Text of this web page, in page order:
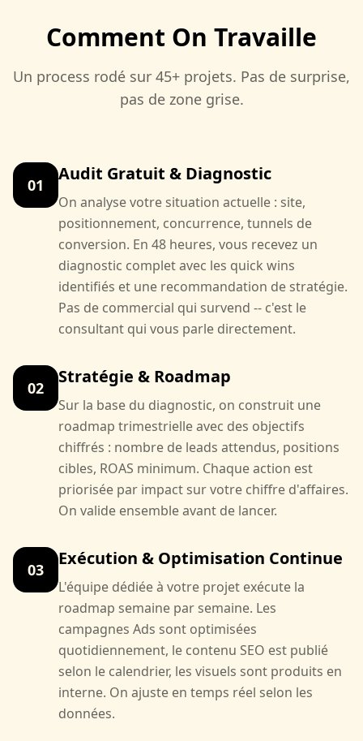
Comment On Travaille
Un process rodé sur 45+ projets. Pas de surprise,
pas de zone grise.
01
Audit Gratuit & Diagnostic
On analyse votre situation actuelle : site,
positionnement, concurrence, tunnels de
conversion. En 48 heures, vous recevez un
diagnostic complet avec les quick wins
identifiés et une recommandation de stratégie.
Pas de commercial qui survend -- c'est le
consultant qui vous parle directement.
02
Stratégie & Roadmap
Sur la base du diagnostic, on construit une
roadmap trimestrielle avec des objectifs
chiffrés : nombre de leads attendus, positions
cibles, ROAS minimum. Chaque action est
priorisée par impact sur votre chiffre d'affaires.
On valide ensemble avant de lancer.
03
Exécution & Optimisation Continue
L'équipe dédiée à votre projet exécute la
roadmap semaine par semaine. Les
campagnes Ads sont optimisées
quotidiennement, le contenu SEO est publié
selon le calendrier, les visuels sont produits en
interne. On ajuste en temps réel selon les
données.